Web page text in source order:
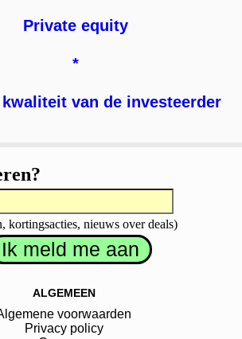
Private equity
*
van de investeerder
kortingsacties, nieuws over deals)
ALGEMEEN
voorwaarden
Privacy policy